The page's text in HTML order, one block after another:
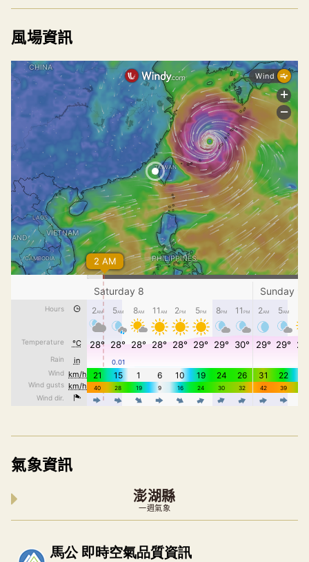
風場資訊
氣象資訊
澎湖縣
一週氣象
內嵌空氣品質小工具為視覺預覽，完整即時空